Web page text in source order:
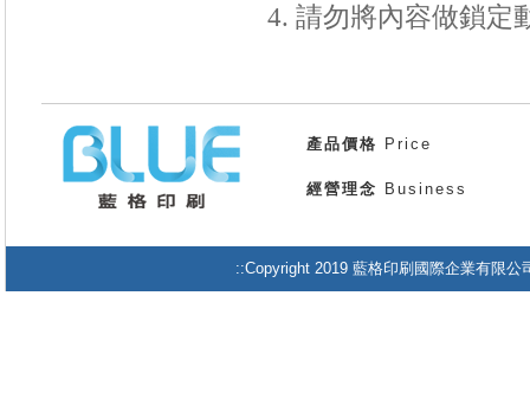
請勿將內容做鎖定
產品價格 Price
經營理念 Business
::Copyright 2019 藍格印刷國際企業有限